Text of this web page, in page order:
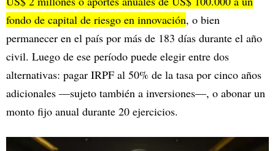
fondo de capital de riesgo en innovación, o bien
permanecer en el país por más de 183 días durante el año
civil. Luego de ese período puede elegir entre dos
alternativas: pagar IRPF al 50% de la tasa por cinco años
adicionales —sujeto también a inversiones—, o abonar un
monto fijo anual durante 20 ejercicios.